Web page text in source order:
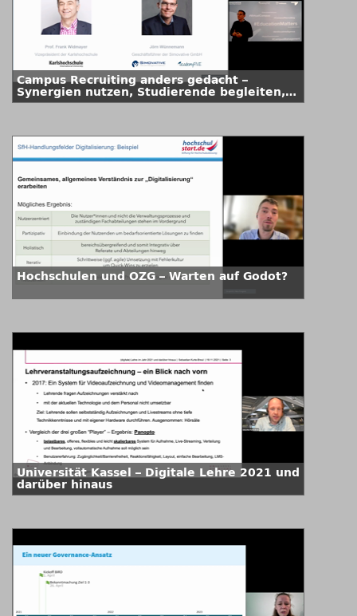
Campus Recruiting anders gedacht –
Synergien nutzen, Studierende begleiten,
Kooperationen schaffen
Hochschulen und OZG – Warten auf Godot?
Universität Kassel – Digitale Lehre 2021 und
darüber hinaus